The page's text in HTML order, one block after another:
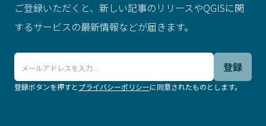
ご登録いただくと、新しい記事のリリースやQGISに関
するサービスの最新情報などが届きます。
登録
登録ボタンを押すとプライバシーポリシーに同意されたものとします。